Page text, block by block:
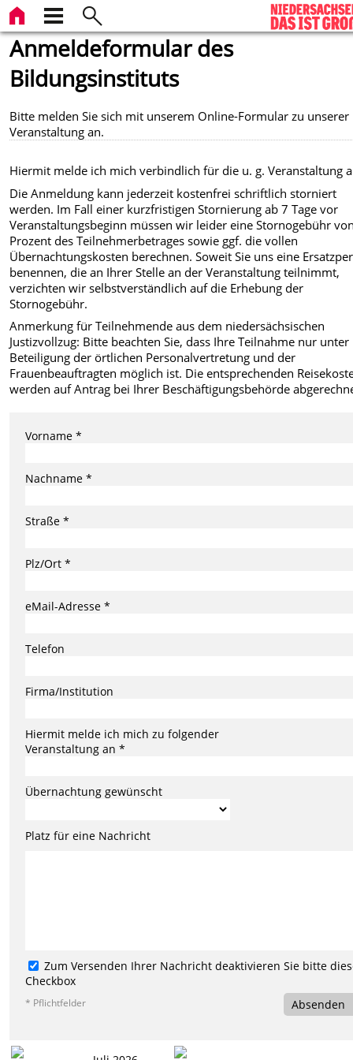
Anmeldeformular des
Bildungsinstituts
Bitte melden Sie sich mit unserem Online-Formular zu unserer
Veranstaltung an.
Hiermit melde ich mich verbindlich für die u. g. Veranstaltung
Die Anmeldung kann jederzeit kostenfrei schriftlich storniert
werden. Im Fall einer kurzfristigen Stornierung ab 7 Tage vor
Veranstaltungsbeginn müssen wir leider eine Stornogebühr
Prozent des Teilnehmerbetrages sowie ggf. die vollen
Übernachtungskosten berechnen. Soweit Sie uns eine
benennen, die an Ihrer Stelle an der Veranstaltung teilnimmt,
verzichten wir selbstverständlich auf die Erhebung der
Stornogebühr.
Anmerkung für Teilnehmende aus dem niedersächsischen
Justizvollzug: Bitte beachten Sie, dass Ihre Teilnahme nur unter
Beteiligung der örtlichen Personalvertretung und der
Frauenbeauftragten möglich ist. Die entsprechenden
werden auf Antrag bei Ihrer Beschäftigungsbehörde
Vorname *
Nachname *
Straße *
Plz/Ort *
eMail-Adresse *
Telefon
Firma/Institution
Hiermit melde ich mich zu folgender
Veranstaltung an *
Übernachtung gewünscht
Platz für eine Nachricht
Zum Versenden Ihrer Nachricht deaktivieren Sie bitte
Checkbox
* Pflichtfelder Absenden